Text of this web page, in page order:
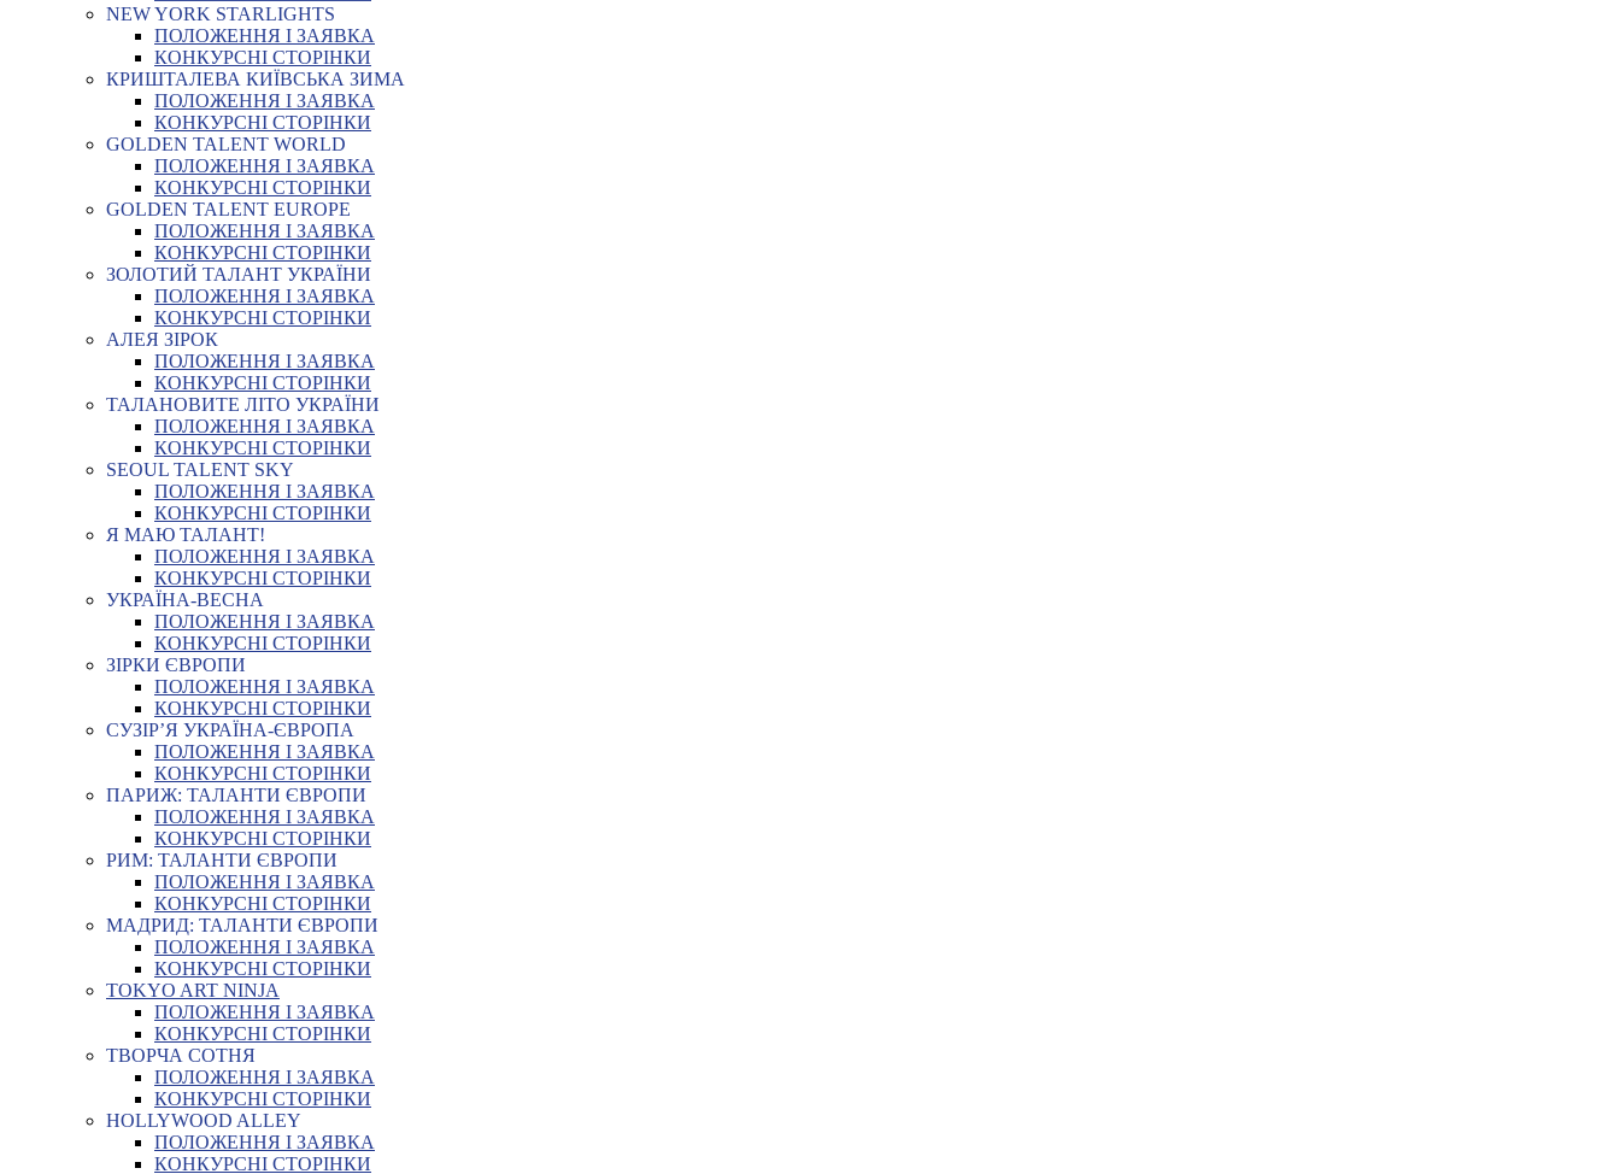
NEW YORK STARLIGHTS
ПОЛОЖЕННЯ І ЗАЯВКА
КОНКУРСНІ СТОРІНКИ
КРИШТАЛЕВА КИЇВСЬКА ЗИМА
ПОЛОЖЕННЯ І ЗАЯВКА
КОНКУРСНІ СТОРІНКИ
GOLDEN TALENT WORLD
ПОЛОЖЕННЯ І ЗАЯВКА
КОНКУРСНІ СТОРІНКИ
GOLDEN TALENT EUROPE
ПОЛОЖЕННЯ І ЗАЯВКА
КОНКУРСНІ СТОРІНКИ
ЗОЛОТИЙ ТАЛАНТ УКРАЇНИ
ПОЛОЖЕННЯ І ЗАЯВКА
КОНКУРСНІ СТОРІНКИ
АЛЕЯ ЗІРОК
ПОЛОЖЕННЯ І ЗАЯВКА
КОНКУРСНІ СТОРІНКИ
ТАЛАНОВИТЕ ЛІТО УКРАЇНИ
ПОЛОЖЕННЯ І ЗАЯВКА
КОНКУРСНІ СТОРІНКИ
SEOUL TALENT SKY
ПОЛОЖЕННЯ І ЗАЯВКА
КОНКУРСНІ СТОРІНКИ
Я МАЮ ТАЛАНТ!
ПОЛОЖЕННЯ І ЗАЯВКА
КОНКУРСНІ СТОРІНКИ
УКРАЇНА-ВЕСНА
ПОЛОЖЕННЯ І ЗАЯВКА
КОНКУРСНІ СТОРІНКИ
ЗІРКИ ЄВРОПИ
ПОЛОЖЕННЯ І ЗАЯВКА
КОНКУРСНІ СТОРІНКИ
СУЗІР’Я УКРАЇНА-ЄВРОПА
ПОЛОЖЕННЯ І ЗАЯВКА
КОНКУРСНІ СТОРІНКИ
ПАРИЖ: ТАЛАНТИ ЄВРОПИ
ПОЛОЖЕННЯ І ЗАЯВКА
КОНКУРСНІ СТОРІНКИ
РИМ: ТАЛАНТИ ЄВРОПИ
ПОЛОЖЕННЯ І ЗАЯВКА
КОНКУРСНІ СТОРІНКИ
МАДРИД: ТАЛАНТИ ЄВРОПИ
ПОЛОЖЕННЯ І ЗАЯВКА
КОНКУРСНІ СТОРІНКИ
TOKYO ART NINJA
ПОЛОЖЕННЯ І ЗАЯВКА
КОНКУРСНІ СТОРІНКИ
ТВОРЧА СОТНЯ
ПОЛОЖЕННЯ І ЗАЯВКА
КОНКУРСНІ СТОРІНКИ
HOLLYWOOD ALLEY
ПОЛОЖЕННЯ І ЗАЯВКА
КОНКУРСНІ СТОРІНКИ